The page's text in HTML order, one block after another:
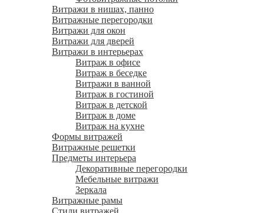
Витражи в нишах, панно
Витражные перегородки
Витражи для окон
Витражи для дверей
Витражи в интерьерах
Витраж в офисе
Витраж в беседке
Витражи в ванной
Витраж в гостиной
Витраж в детской
Витраж в доме
Витраж на кухне
Формы витражей
Витражные решетки
Предметы интерьера
Декоративные перегородки
Мебельные витражи
Зеркала
Витражные рамы
Стили витражей